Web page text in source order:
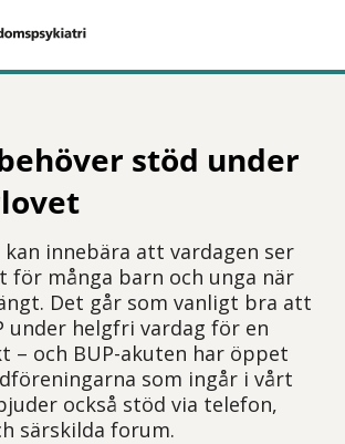
stöd under
innebära att vardagen ser
för många barn och unga när
Det går som vanligt bra att
under helgfri vardag för en
– och BUP-akuten har öppet
som ingår i vårt
också stöd via telefon,
särskilda forum.